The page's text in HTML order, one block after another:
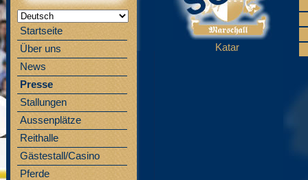
Startseite
Über uns
News
Presse
Stallungen
Aussenplätze
Reithalle
Gästestall/Casino
Pferde
Katar